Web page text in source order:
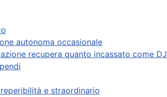
autonoma occasionale
recupera quanto incassato come DJ
e straordinario